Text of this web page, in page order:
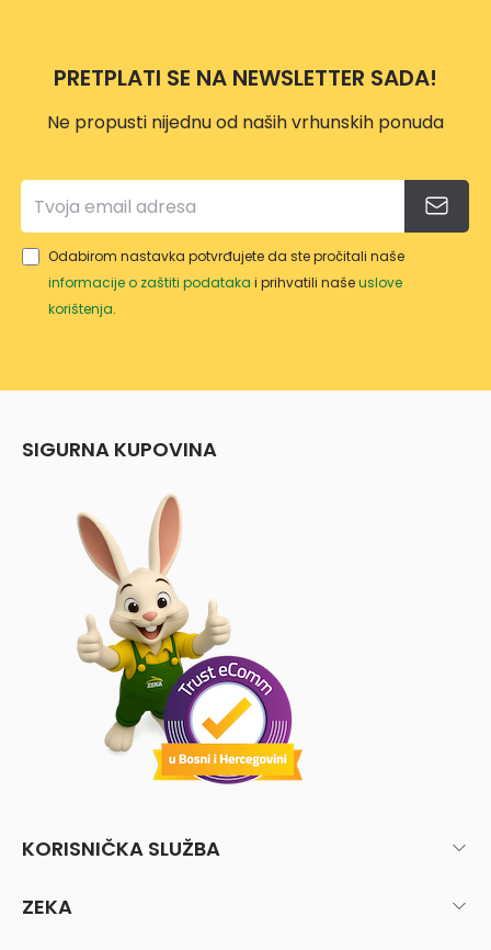
PRETPLATI SE NA NEWSLETTER SADA!
Ne propusti nijednu od naših vrhunskih ponuda
Odabirom nastavka potvrđujete da ste pročitali naše
informacije o zaštiti podataka i prihvatili našeuslove
korištenja.
SIGURNA KUPOVINA
KORISNIČKA SLUŽBA
ZEKA